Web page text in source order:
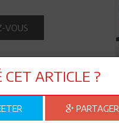
VOUS
0 Commentaires
ARTICLE ?
PARTAGER